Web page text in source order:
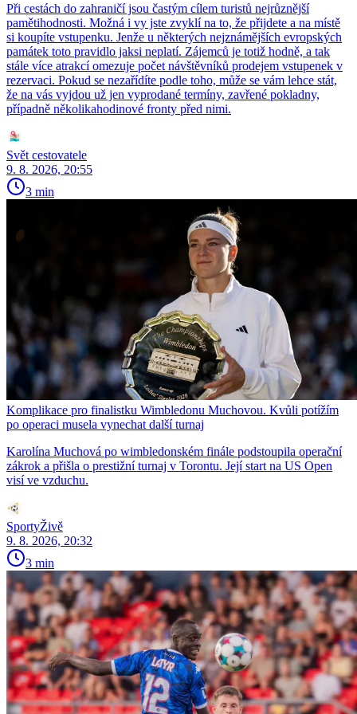
Při cestách do zahraničí jsou častým cílem turistů nejrůznější
pamětihodnosti. Možná i vy jste zvyklí na to, že přijdete a na místě
si koupíte vstupenku. Jenže u některých nejznámějších evropských
památek toto pravidlo jaksi neplatí. Zájemců je totiž hodně, a tak
stále více atrakcí omezuje počet návštěvníků prodejem vstupenek v
rezervaci. Pokud se nezařídíte podle toho, může se vám lehce stát,
že na vás vyjdou už jen vyprodané termíny, zavřené pokladny,
případně několikahodinové fronty před nimi.
Svět cestovatele
9. 8. 2026, 20:55
3 min
Komplikace pro finalistku Wimbledonu Muchovou. Kvůli potížím
po operaci musela vynechat další turnaj
Karolína Muchová po wimbledonském finále podstoupila operační
zákrok a přišla o prestižní turnaj v Torontu. Její start na US Open
visí ve vzduchu.
SportyŽivě
9. 8. 2026, 20:32
3 min